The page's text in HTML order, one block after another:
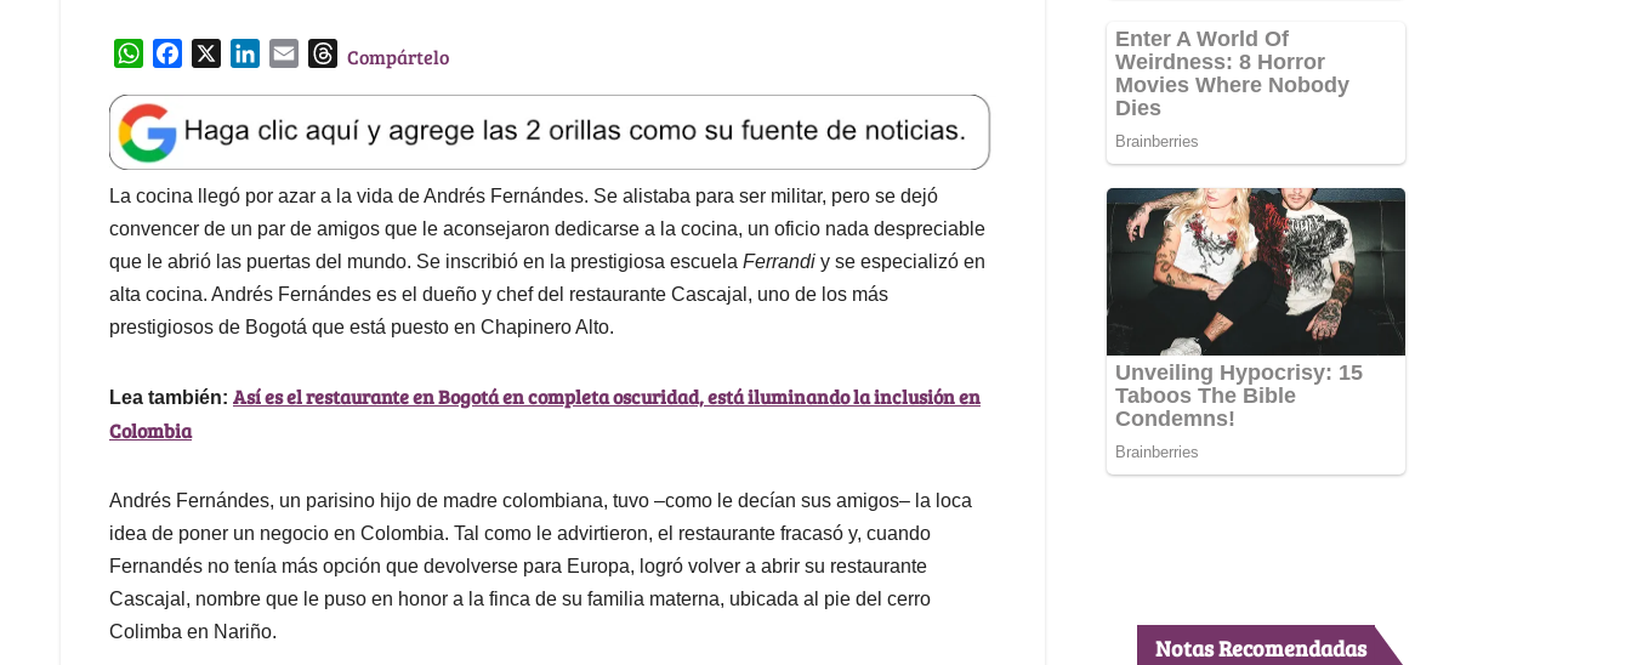
W
a
t
s
A
p
p
e
b
o
o
k
k
e
d
I
n
l
T
e
a
d
s
Compártelo
La cocina llegó por azar a la vida de Andrés Fernándes. Se alistaba para ser militar, pero se dejó
convencer de un par de amigos que le aconsejaron dedicarse a la cocina, un oficio nada despreciable
que le abrió las puertas del mundo. Se inscribió en la prestigiosa escuela Ferrandi y se especializó en
alta cocina. Andrés Fernándes es el dueño y chef del restaurante Cascajal, uno de los más
prestigiosos de Bogotá que está puesto en Chapinero Alto.
Lea también: Así es el restaurante en Bogotá en completa oscuridad, está iluminando la inclusión en
Colombia
Andrés Fernándes, un parisino hijo de madre colombiana, tuvo –como le decían sus amigos– la loca
idea de poner un negocio en Colombia. Tal como le advirtieron, el restaurante fracasó y, cuando
Fernandés no tenía más opción que devolverse para Europa, logró volver a abrir su restaurante
Cascajal, nombre que le puso en honor a la finca de su familia materna, ubicada al pie del cerro
Colimba en Nariño.
Notas Recomendadas